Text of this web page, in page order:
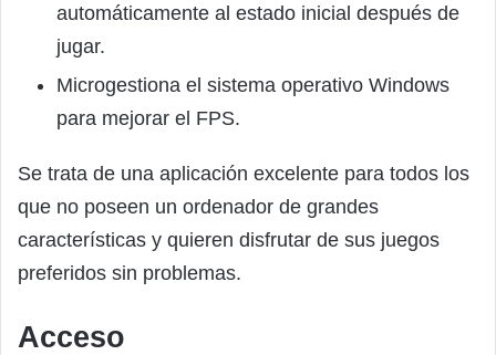
automáticamente al estado inicial después de
jugar.
Microgestiona el sistema operativo Windows
para mejorar el FPS.
Se trata de una aplicación excelente para todos los
que no poseen un ordenador de grandes
características y quieren disfrutar de sus juegos
preferidos sin problemas.
Acceso